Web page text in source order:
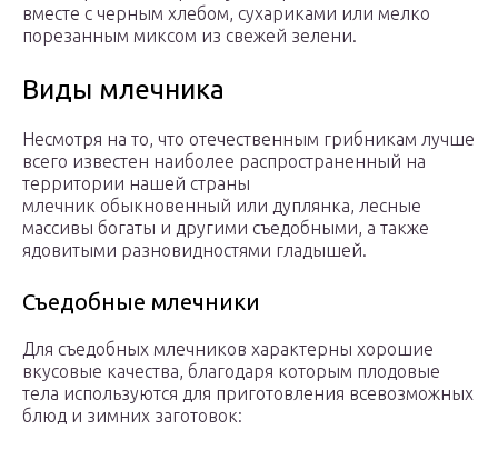
вместе с черным хлебом, сухариками или мелко
порезанным миксом из свежей зелени.
Виды млечника
Несмотря на то, что отечественным грибникам лучше
всего известен наиболее распространенный на
территории нашей страны
млечник обыкновенный или дуплянка, лесные
массивы богаты и другими съедобными, а также
ядовитыми разновидностями гладышей.
Съедобные млечники
Для съедобных млечников характерны хорошие
вкусовые качества, благодаря которым плодовые
тела используются для приготовления всевозможных
блюд и зимних заготовок: